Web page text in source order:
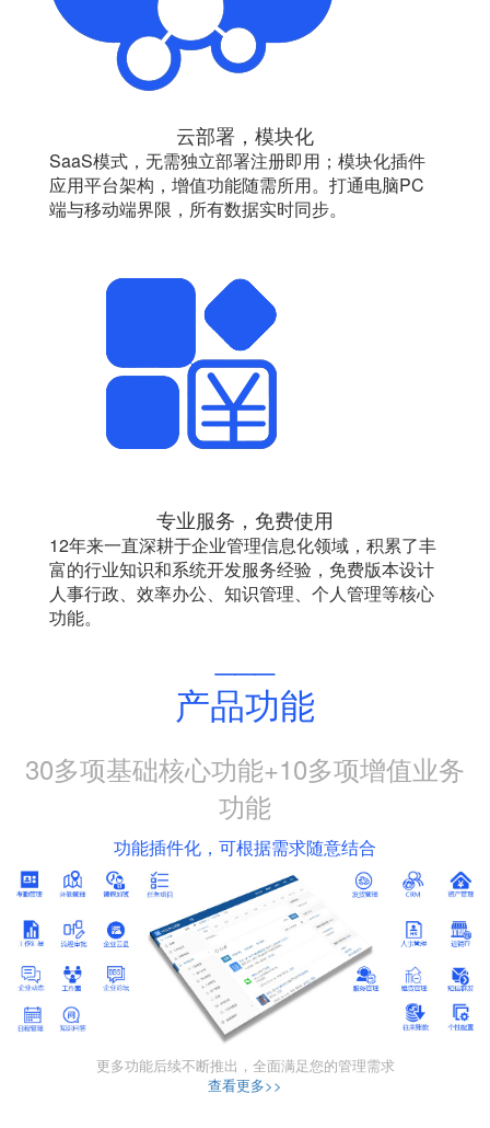
云部署，模块化
SaaS模式，无需独立部署注册即用；模块化插件
应用平台架构，增值功能随需所用。打通电脑PC
端与移动端界限，所有数据实时同步。
专业服务，免费使用
12年来一直深耕于企业管理信息化领域，积累了丰
富的行业知识和系统开发服务经验，免费版本设计
人事行政、效率办公、知识管理、个人管理等核心
功能。
产品功能
30多项基础核心功能+10多项增值业务
功能
功能插件化，可根据需求随意结合
更多功能后续不断推出，全面满足您的管理需求
查看更多>>